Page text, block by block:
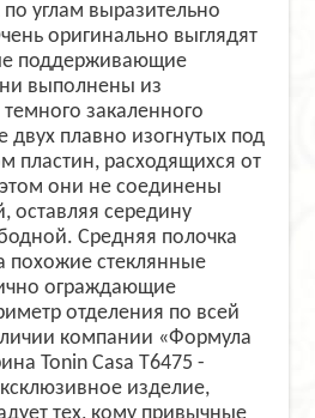
углам выразительно
оригинально выглядят
поддерживающие
выполнены из
закаленного
двух плавно изогнутых под
пластин, расходящихся от
они не соединены
оставляя середину
Средняя полочка
похожие стеклянные
ограждающие
отделения по всей
компании «Формула
Tonin Casa T6475 -
изделие,